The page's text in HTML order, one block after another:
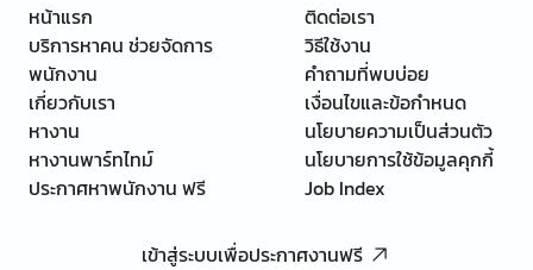
หน้าแรก
บริการหาคน ช่วยจัดการ
พนักงาน
เกี่ยวกับเรา
หางาน
หางานพาร์ทไทม์
ประกาศหาพนักงาน ฟรี
ติดต่อเรา
วิธีใช้งาน
คำถามที่พบบ่อย
เงื่อนไขและข้อกำหนด
นโยบายความเป็นส่วนตัว
นโยบายการใช้ข้อมูลคุกกี้
Job Index
เข้าสู่ระบบเพื่อประกาศงานฟรี